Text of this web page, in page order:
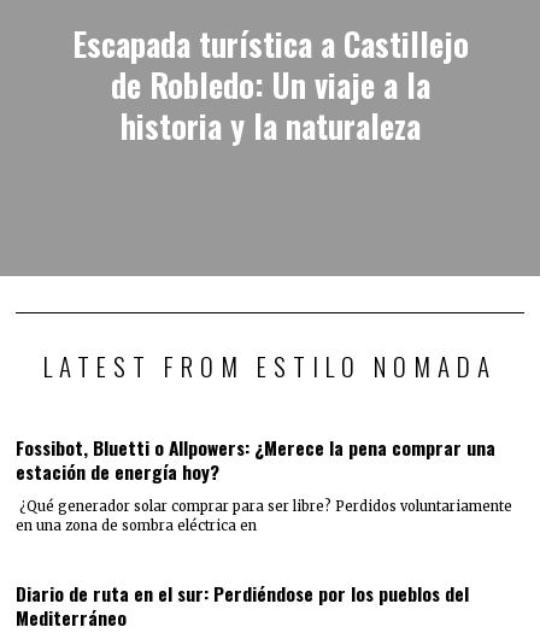
Escapada turística a Castillejo
de Robledo: Un viaje a la
historia y la naturaleza
LATEST FROM ESTILO NOMADA
Fossibot, Bluetti o Allpowers: ¿Merece la pena comprar una
estación de energía hoy?
¿Qué generador solar comprar para ser libre? Perdidos voluntariamente
en una zona de sombra eléctrica en
Diario de ruta en el sur: Perdiéndose por los pueblos del
Mediterráneo